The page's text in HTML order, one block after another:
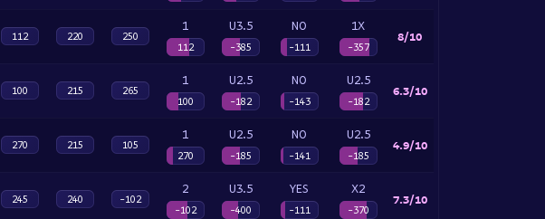
112 220 250
1
112
U3.5
-385
NO
-111
1X
-357
8/10
100 215 265
1
100
U2.5
-182
NO
-143
U2.5
-182
6.3/10
270 215 105
1
270
U2.5
-185
NO
-141
U2.5
-185
4.9/10
245 240 -102
2
-102
U3.5
-400
YES
-111
X2
-370
7.3/10